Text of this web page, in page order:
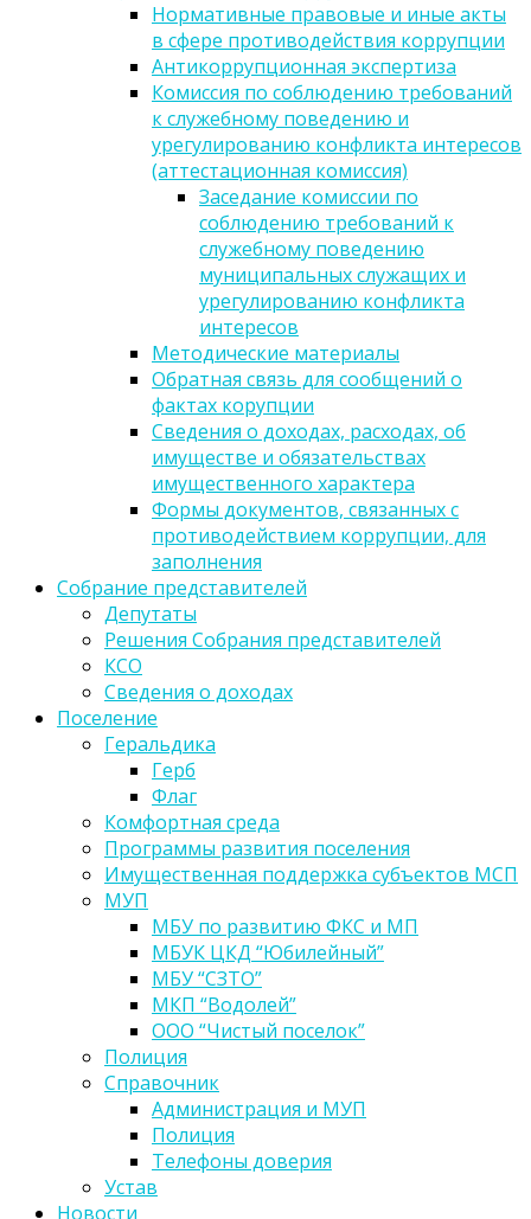
Нормативные правовые и иные акты
в сфере противодействия коррупции
Антикоррупционная экспертиза
Комиссия по соблюдению требований
к служебному поведению и
урегулированию конфликта интересов
(аттестационная комиссия)
Заседание комиссии по
соблюдению требований к
служебному поведению
муниципальных служащих и
урегулированию конфликта
интересов
Методические материалы
Обратная связь для сообщений о
фактах корупции
Сведения о доходах, расходах, об
имуществе и обязательствах
имущественного характера
Формы документов, связанных с
противодействием коррупции, для
заполнения
Собрание представителей
Депутаты
Решения Собрания представителей
КСО
Сведения о доходах
Поселение
Геральдика
Герб
Флаг
Комфортная среда
Программы развития поселения
Имущественная поддержка субъектов МСП
МУП
МБУ по развитию ФКС и МП
МБУК ЦКД “Юбилейный”
МБУ “СЗТО”
МКП “Водолей”
ООО “Чистый поселок”
Полиция
Справочник
Администрация и МУП
Полиция
Телефоны доверия
Устав
Новости